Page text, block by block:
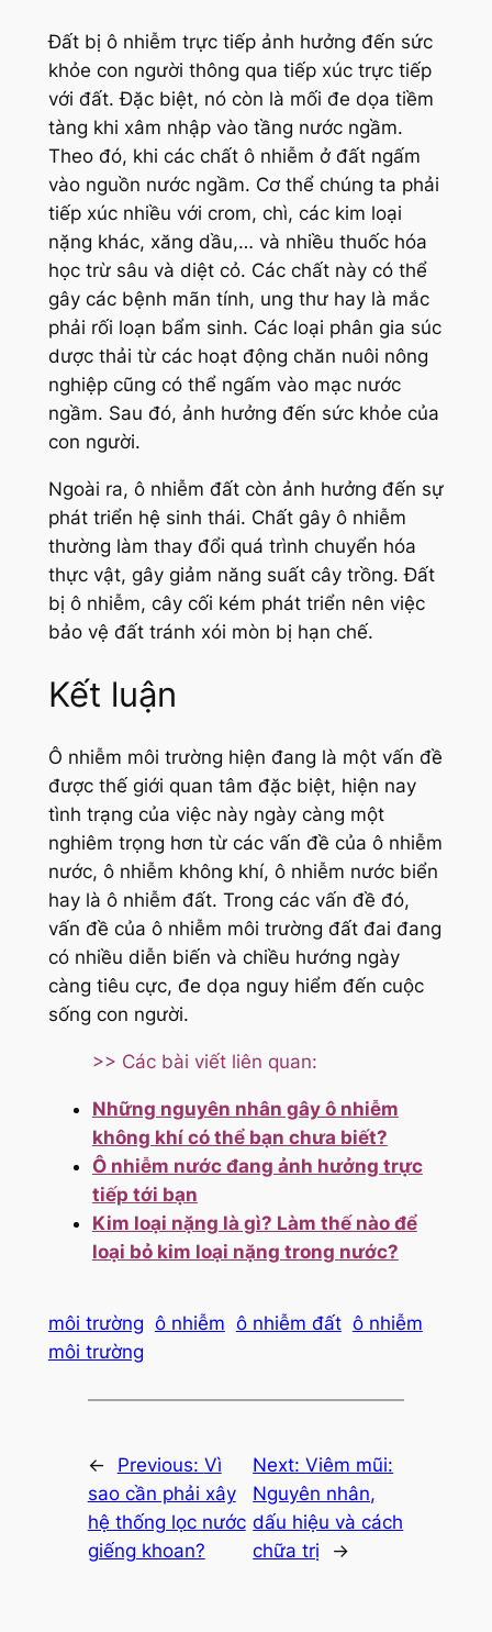
Đất bị ô nhiễm trực tiếp ảnh hưởng đến sức
khỏe con người thông qua tiếp xúc trực tiếp
với đất. Đặc biệt, nó còn là mối đe dọa tiềm
tàng khi xâm nhập vào tầng nước ngầm.
Theo đó, khi các chất ô nhiễm ở đất ngấm
vào nguồn nước ngầm. Cơ thể chúng ta phải
tiếp xúc nhiều với crom, chì, các kim loại
nặng khác, xăng dầu,… và nhiều thuốc hóa
học trừ sâu và diệt cỏ. Các chất này có thể
gây các bệnh mãn tính, ung thư hay là mắc
phải rối loạn bẩm sinh. Các loại phân gia súc
dược thải từ các hoạt động chăn nuôi nông
nghiệp cũng có thể ngấm vào mạc nước
ngầm. Sau đó, ảnh hưởng đến sức khỏe của
con người.
Ngoài ra, ô nhiễm đất còn ảnh hưởng đến sự
phát triển hệ sinh thái. Chất gây ô nhiễm
thường làm thay đổi quá trình chuyển hóa
thực vật, gây giảm năng suất cây trồng. Đất
bị ô nhiễm, cây cối kém phát triển nên việc
bảo vệ đất tránh xói mòn bị hạn chế.
Kết luận
Ô nhiễm môi trường hiện đang là một vấn đề
được thế giới quan tâm đặc biệt, hiện nay
tình trạng của việc này ngày càng một
nghiêm trọng hơn từ các vấn đề của ô nhiễm
nước, ô nhiễm không khí, ô nhiễm nước biển
hay là ô nhiễm đất. Trong các vấn đề đó,
vấn đề của ô nhiễm môi trường đất đai đang
có nhiều diễn biến và chiều hướng ngày
càng tiêu cực, đe dọa nguy hiểm đến cuộc
sống con người.
>> Các bài viết liên quan:
Những nguyên nhân gây ô nhiễm
không khí có thể bạn chưa biết?
Ô nhiễm nước đang ảnh hưởng trực
tiếp tới bạn
Kim loại nặng là gì? Làm thế nào để
loại bỏ kim loại nặng trong nước?
môi trường ô nhiễm ô nhiễm đất ô nhiễm
môi trường
← Previous: Vì
sao cần phải xây
hệ thống lọc nước
giếng khoan?
Next:Viêm mũi:
Nguyên nhân,
dấu hiệu và cách
chữa trị
→